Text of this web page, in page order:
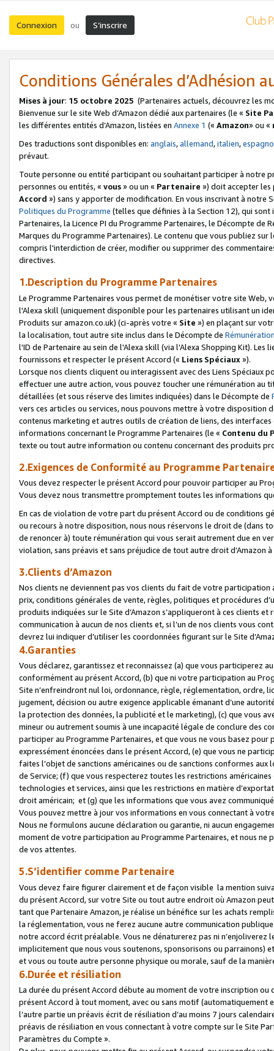
Connexion ou S’inscrire
Conditions Générales d’Adhésion
Mises à jour: 15 octobre 2025 (Partenaires actuels, découvrez les
Bienvenue sur le site Web d’Amazon dédié aux partenaires (le « Site
les différentes entités d’Amazon, listées en Annexe 1 (« Amazon» ou «
Des traductions sont disponibles en: anglais,allemand,italien,
prévaut.
Toute personne ou entité participant ou souhaitant participer à notre
personnes ou entités, « vous» ou un « Partenaire ») doit accepter les
Accord ») sans y apporter de modification. En vous inscrivant à notre
Politiques du Programme (telles que définies à la Section 12), qui
Partenaires, la Licence PI du Programme Partenaires, le Décompte de
Marques du Programme Partenaires). Le contenu que vous publiez
compris l'interdiction de créer, modifier ou supprimer des
directives.
1.Description du Programme Partenaires
Le Programme Partenaires vous permet de monétiser votre site Web,
l'Alexa skill (uniquement disponible pour les partenaires utilisant un
Produits sur amazon.co.uk) (ci-après votre « Site ») en plaçant sur
la localisation, tout autre site inclus dans le Décompte de
l'ID de Partenaire au sein de l'Alexa skill (via l'Alexa Shopping Kit).
fournissons et respecter le présent Accord (« Liens Spéciaux»).
Lorsque nos clients cliquent ou interagissent avec des Liens Spéciaux
effectuer une autre action, vous pouvez toucher une rémunération
détaillées (et sous réserve des limites indiquées) dans le Décompte de
vers ces articles ou services, nous pouvons mettre à votre disposition
contenus marketing et autres outils de création de liens, des
informations concernant le Programme Partenaires (le « Contenu du
texte ou tout autre information ou contenu concernant des produits
2.Exigences de Conformité au Programme
Vous devez respecter le présent Accord pour pouvoir participer au
Vous devez nous transmettre promptement toutes les informations
En cas de violation de votre part du présent Accord ou de conditions
ou recours à notre disposition, nous nous réservons le droit de (dans
de renoncer à) toute rémunération qui vous serait autrement due en
violation, sans préavis et sans préjudice de tout autre droit
3.Clients d’Amazon
Nos clients ne deviennent pas vos clients du fait de votre
prix, conditions générales de vente, règles, politiques et procédures
produits indiquées sur le Site d’Amazon s’appliqueront à ces clients
communication à aucun de nos clients et, si l’un de nos clients vous
devrez lui indiquer d’utiliser les coordonnées figurant sur le Site
4.Garanties
Vous déclarez, garantissez et reconnaissez (a) que vous participerez
conformément au présent Accord, (b) que ni votre participation au
Site n’enfreindront nul loi, ordonnance, règle, réglementation, ordre,
jugement, décision ou autre exigence applicable émanant d’une
la protection des données, la publicité et le marketing), (c) que vous
mineur ou autrement soumis à une incapacité légale de conclure des
participer au Programme Partenaires, et que vous ne vous basez
expressément énoncées dans le présent Accord, (e) que vous ne
faites l’objet de sanctions américaines ou de sanctions conformes
de Service; (f) que vous respecterez toutes les restrictions
technologies et services, ainsi que les restrictions en matière
droit américain; et (g) que les informations que vous avez
Vous pouvez mettre à jour vos informations en vous connectant à
Nous ne formulons aucune déclaration ou garantie, ni aucun
moment de votre participation au Programme Partenaires, et nous
de vos attentes.
5.S’identifier comme Partenaire
Vous devez faire figurer clairement et de façon visible la mention
du présent Accord, sur votre Site ou tout autre endroit où Amazon
tant que Partenaire Amazon, je réalise un bénéfice sur les achats
la réglementation, vous ne ferez aucune autre communication
notre accord écrit préalable. Vous ne dénaturerez pas ni
implicitement que nous vous soutenons, sponsorisons ou parrainons)
et vous ou toute autre personne physique ou morale, sauf de la
6.Durée et résiliation
La durée du présent Accord débute au moment de votre inscription
présent Accord à tout moment, avec ou sans motif (automatiquement
l’autre partie un préavis écrit de résiliation d’au moins 7 jours
préavis de résiliation en vous connectant à votre compte sur le Site
Paramètres du Compte ».